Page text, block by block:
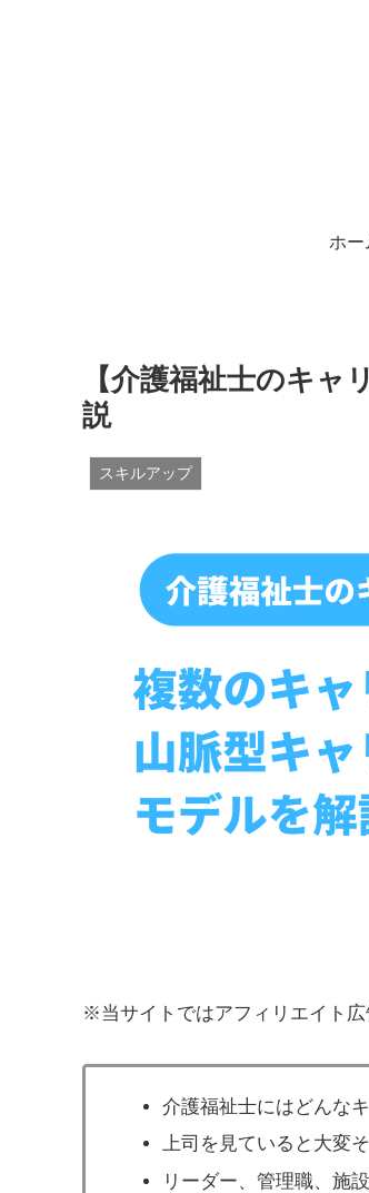
ホー
【介護福祉士のキ
説
スキルアップ
※当サイトではアフィリエイト広
介護福祉士にはどんな
上司を見ていると大変
リーダー、管理職、施